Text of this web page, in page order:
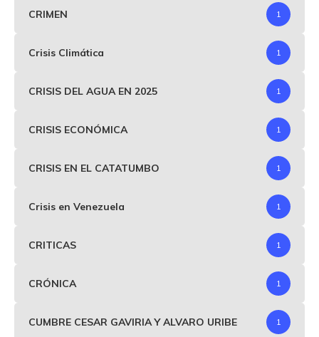
CRIMEN 1
Crisis Climática 1
CRISIS DEL AGUA EN 2025 1
CRISIS ECONÓMICA 1
CRISIS EN EL CATATUMBO 1
Crisis en Venezuela 1
CRITICAS 1
CRÓNICA 1
CUMBRE CESAR GAVIRIA Y ALVARO URIBE 1